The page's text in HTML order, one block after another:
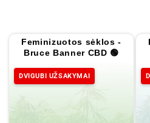
Feminizuotos sėklos -
Bruce Banner CBD 🟢
DVIGUBI UŽSAKYMAI